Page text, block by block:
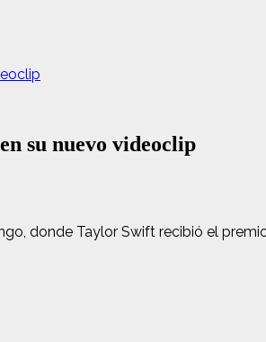
su nuevo videoclip
donde Taylor Swift recibió el